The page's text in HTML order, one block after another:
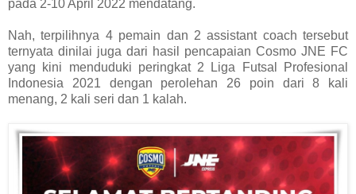
pada 2-10 April 2022 mendatang.
Nah, terpilihnya 4 pemain dan 2 assistant coach tersebut
ternyata dinilai juga dari hasil pencapaian Cosmo JNE FC
yang kini menduduki peringkat 2 Liga Futsal Profesional
Indonesia 2021 dengan perolehan 26 poin dari 8 kali
menang, 2 kali seri dan 1 kalah.